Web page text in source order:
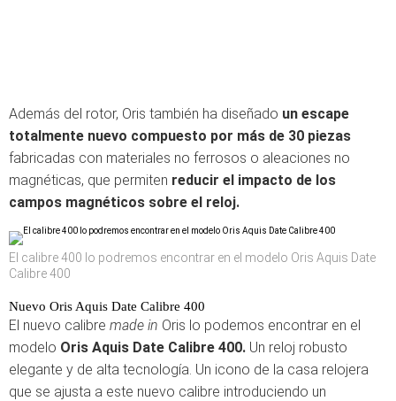
Además del rotor, Oris también ha diseñado un escape
totalmente nuevo compuesto por más de 30 piezas
fabricadas con materiales no ferrosos o aleaciones no
magnéticas, que permiten reducir el impacto de los
campos magnéticos sobre el reloj.
El calibre 400 lo podremos encontrar en el modelo Oris Aquis Date
Calibre 400
Nuevo Oris Aquis Date Calibre 400
El nuevo calibre made in Oris lo podemos encontrar en el
modelo Oris Aquis Date Calibre 400. Un reloj robusto
elegante y de alta tecnología. Un icono de la casa relojera
que se ajusta a este nuevo calibre introduciendo un